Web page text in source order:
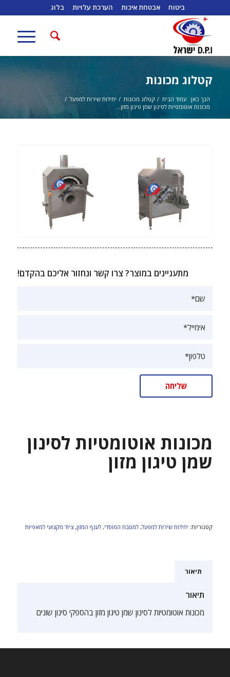
ביטוח אבטחת איכות הערכת עלויות בלוג
קטלוג מכונות
הנך כאן: עמוד הבית / קטלוג מכונות / יחידות שירות למפעל /
מכונות אוטומטיות לסינון שמן טיגון מזון...
מתעניינים במוצר? צרו קשר ונחזור אליכם בהקדם!
מכונות אוטומטיות לסינון
שמן טיגון מזון
קטגוריות: יחידות שירות למפעל, למטבח המוסדי, לענף המזון, ציוד מקצועי למאפיות
תיאור
תיאור
מכונות אוטומטיות לסינון שמן טיגון מזון בהספקי סינון שונים